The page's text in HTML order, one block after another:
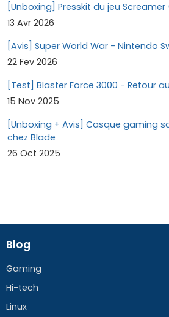
[Unboxing] Presskit du jeu Screamer
13 Avr 2026
[Avis] Super World War - Nintendo
22 Fev 2026
[Test] Blaster Force 3000 - Retour
15 Nov 2025
[Unboxing + Avis] Casque gaming
chez Blade
26 Oct 2025
Blog
Gaming
Hi-tech
Linux